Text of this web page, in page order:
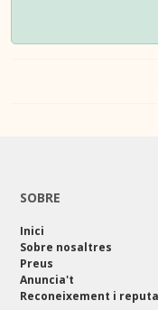
SOBRE
Inici
Sobre nosaltres
Preus
Anuncia't
Reconeixement i